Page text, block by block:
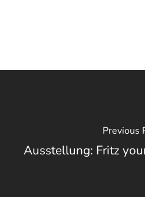
Previous
Ausstellung: Fritz